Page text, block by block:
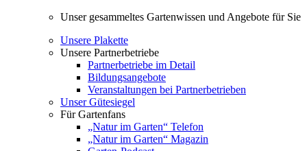
Unser gesammeltes Gartenwissen und Angebote für Sie
Unsere Plakette
Unsere Partnerbetriebe
Partnerbetriebe im Detail
Bildungsangebote
Veranstaltungen bei Partnerbetrieben
Unser Gütesiegel
Für Gartenfans
„Natur im Garten“ Telefon
„Natur im Garten“ Magazin